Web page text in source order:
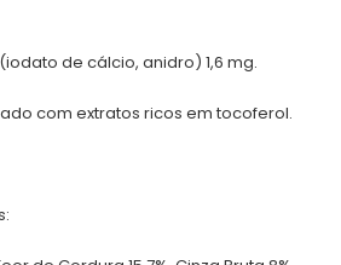
de cálcio, anidro) 1,6 mg.
com extratos ricos em tocoferol.